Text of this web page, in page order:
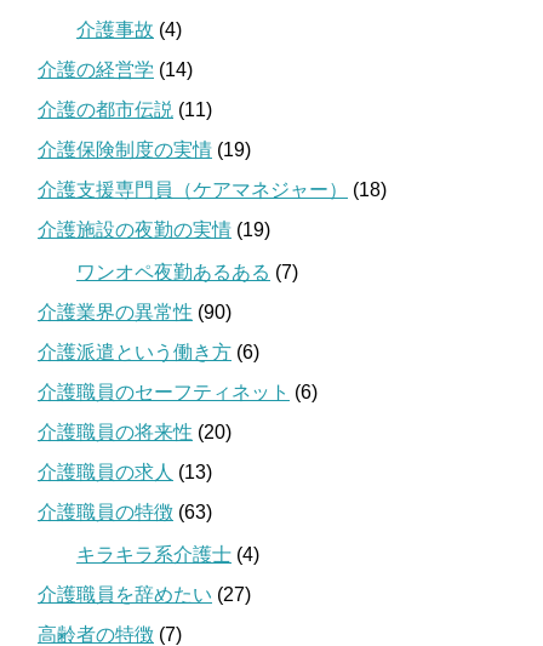
介護事故 (4)
介護の経営学 (14)
介護の都市伝説 (11)
介護保険制度の実情 (19)
介護支援専門員（ケアマネジャー）
(18)
介護施設の夜勤の実情 (19)
ワンオペ夜勤あるある (7)
介護業界の異常性 (90)
介護派遣という働き方 (6)
介護職員のセーフティネット (6)
介護職員の将来性 (20)
介護職員の求人 (13)
介護職員の特徴 (63)
キラキラ系介護士 (4)
介護職員を辞めたい (27)
高齢者の特徴 (7)